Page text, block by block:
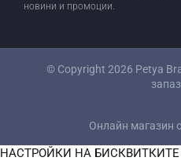
новини и промоции.
© Copyright 2026 Petya
Онлайн магазин
НАСТРОЙКИ НА БИСКВИТКИТЕ